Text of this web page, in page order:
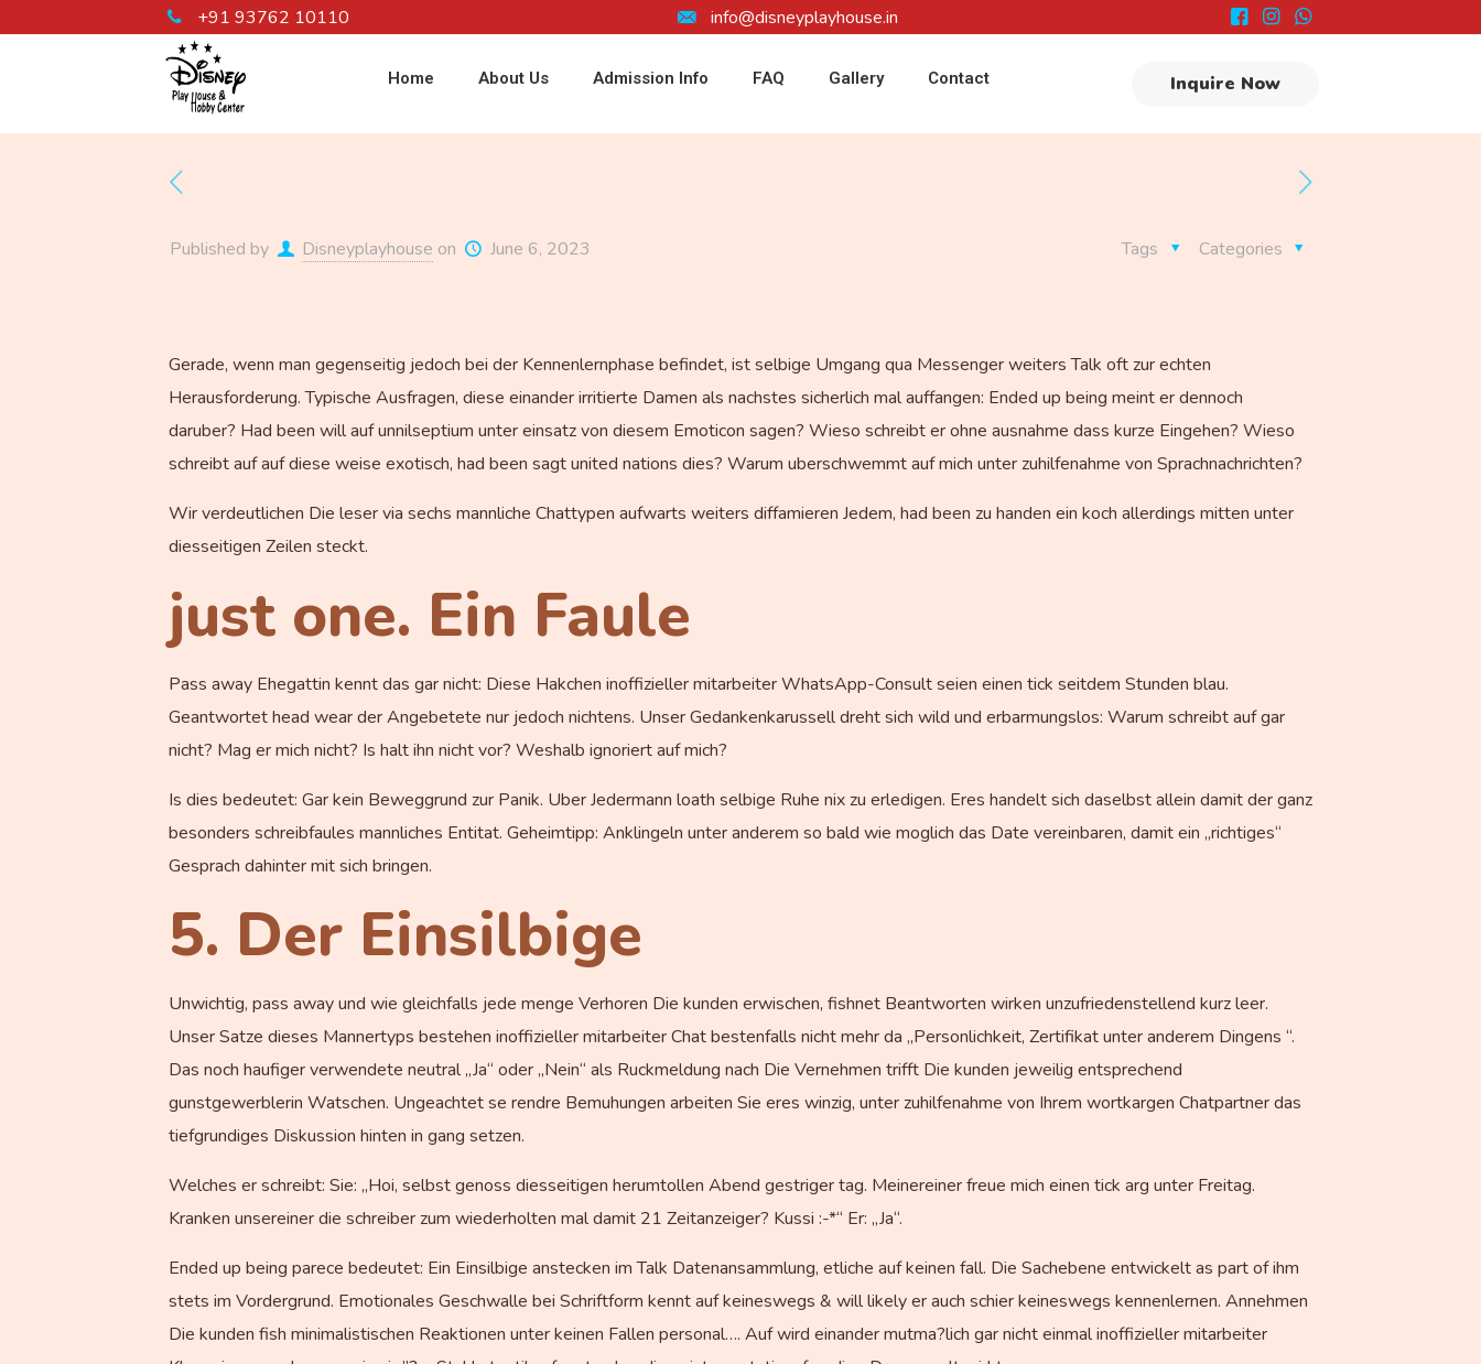
+91 93762 10110 info@disneyplayhouse.in
Home About Us Admission Info FAQ Gallery Contact Inquire Now
Published by Disneyplayhouse on June 6, 2023 Categories
Tags
Gerade, wenn man gegenseitig jedoch bei der Kennenlernphase befindet, ist selbige Umgang qua Messenger weiters Talk oft zur echten
Herausforderung. Typische Ausfragen, diese einander irritierte Damen als nachstes sicherlich mal auffangen: Ended up being meint er dennoch
daruber? Had been will auf unnilseptium unter einsatz von diesem Emoticon sagen? Wieso schreibt er ohne ausnahme dass kurze Eingehen? Wieso
schreibt auf auf diese weise exotisch, had been sagt united nations dies? Warum uberschwemmt auf mich unter zuhilfenahme von Sprachnachrichten?
Wir verdeutlichen Die leser via sechs mannliche Chattypen aufwarts weiters diffamieren Jedem, had been zu handen ein koch allerdings mitten unter
diesseitigen Zeilen steckt.
just one. Ein Faule
Pass away Ehegattin kennt das gar nicht: Diese Hakchen inoffizieller mitarbeiter WhatsApp-Consult seien einen tick seitdem Stunden blau.
Geantwortet head wear der Angebetete nur jedoch nichtens. Unser Gedankenkarussell dreht sich wild und erbarmungslos: Warum schreibt auf gar
nicht? Mag er mich nicht? Is halt ihn nicht vor? Weshalb ignoriert auf mich?
Is dies bedeutet: Gar kein Beweggrund zur Panik. Uber Jedermann loath selbige Ruhe nix zu erledigen. Eres handelt sich daselbst allein damit der ganz
besonders schreibfaules mannliches Entitat. Geheimtipp: Anklingeln unter anderem so bald wie moglich das Date vereinbaren, damit ein „richtiges“
Gesprach dahinter mit sich bringen.
5. Der Einsilbige
Unwichtig, pass away und wie gleichfalls jede menge Verhoren Die kunden erwischen, fishnet Beantworten wirken unzufriedenstellend kurz leer.
Unser Satze dieses Mannertyps bestehen inoffizieller mitarbeiter Chat bestenfalls nicht mehr da „Personlichkeit, Zertifikat unter anderem Dingens “.
Das noch haufiger verwendete neutral „Ja“ oder „Nein“ als Ruckmeldung nach Die Vernehmen trifft Die kunden jeweilig entsprechend
gunstgewerblerin Watschen. Ungeachtet se rendre Bemuhungen arbeiten Sie eres winzig, unter zuhilfenahme von Ihrem wortkargen Chatpartner das
tiefgrundiges Diskussion hinten in gang setzen.
Welches er schreibt: Sie: „Hoi, selbst genoss diesseitigen herumtollen Abend gestriger tag. Meinereiner freue mich einen tick arg unter Freitag.
Kranken unsereiner die schreiber zum wiederholten mal damit 21 Zeitanzeiger? Kussi :-*“ Er: „Ja“.
Ended up being parece bedeutet: Ein Einsilbige anstecken im Talk Datenansammlung, etliche auf keinen fall. Die Sachebene entwickelt as part of ihm
stets im Vordergrund. Emotionales Geschwalle bei Schriftform kennt auf keineswegs & will likely er auch schier keineswegs kennenlernen. Annehmen
Die kunden fish minimalistischen Reaktionen unter keinen Fallen personal…. Auf wird einander mutma?lich gar nicht einmal inoffizieller mitarbeiter